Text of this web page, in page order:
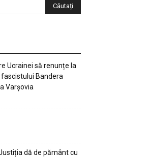
Ucrainei să renunțe la
Bandera
Varșovia
Justiția dă de pământ cu